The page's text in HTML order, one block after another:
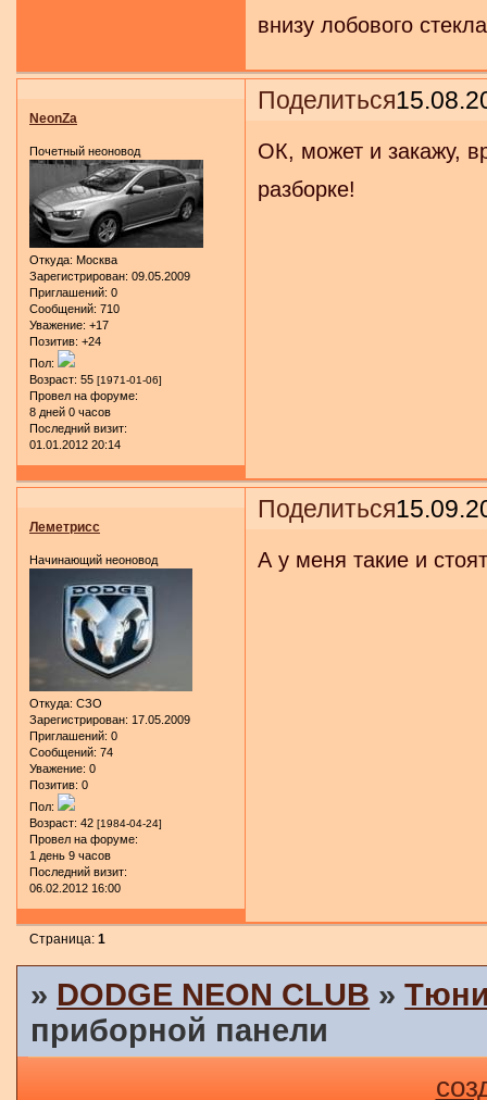
внизу лобового
Поделиться
NeonZa
Почетный неоновод
Откуда: Москва
Зарегистрирован: 09.05.2009
Приглашений: 0
Сообщений: 710
Уважение: +17
Позитив: +24
Пол:
Возраст: 55 [1971-01-06]
Провел на форуме:
8 дней 0 часов
Последний визит:
01.01.2012 20:14
ОК, может и закажу,
разборке!
Поделиться
Леметрисс
Начинающий неоновод
Откуда: СЗО
Зарегистрирован: 17.05.2009
Приглашений: 0
Сообщений: 74
Уважение: 0
Позитив: 0
Пол:
Возраст: 42 [1984-04-24]
Провел на форуме:
1 день 9 часов
Последний визит:
06.02.2012 16:00
А у меня такие и
Страница:1
» DODGE NEON CLUB »
приборной панели